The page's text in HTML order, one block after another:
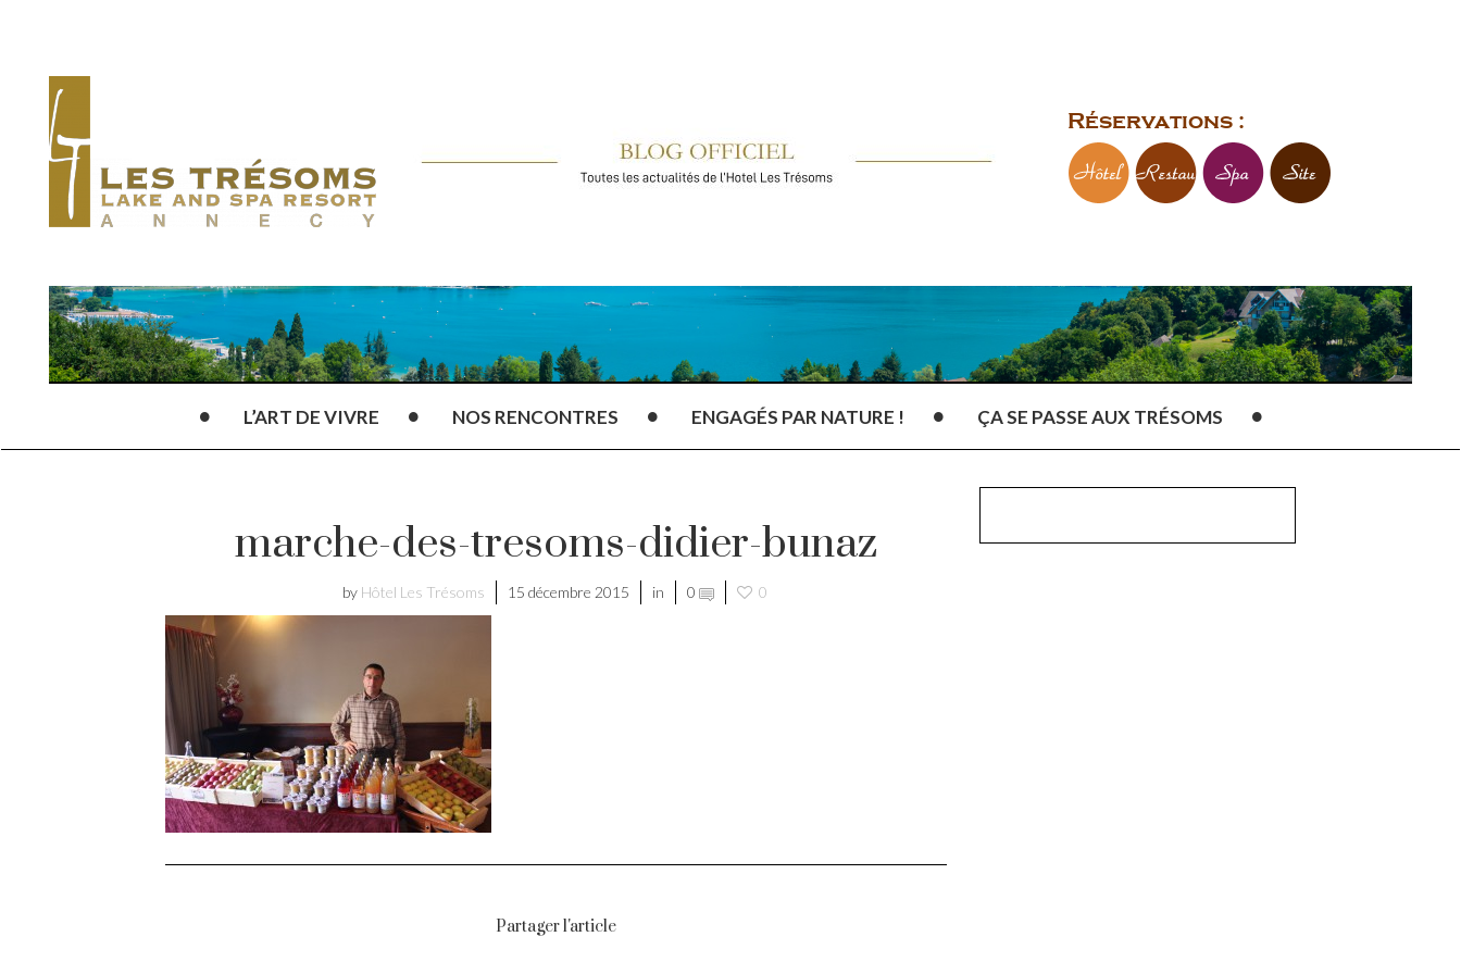
Réservations :
L’ART DE VIVRE NOS RENCONTRES ENGAGÉS PAR NATURE ! ÇA SE PASSE AUX TRÉSOMS
marche-des-tresoms-didier-bunaz
by Hôtel Les Trésoms 15 décembre 2015 in 0 0
Partager l'article